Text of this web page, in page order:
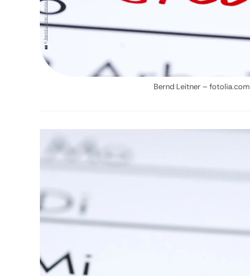
Bernd Leitner – fotolia.com